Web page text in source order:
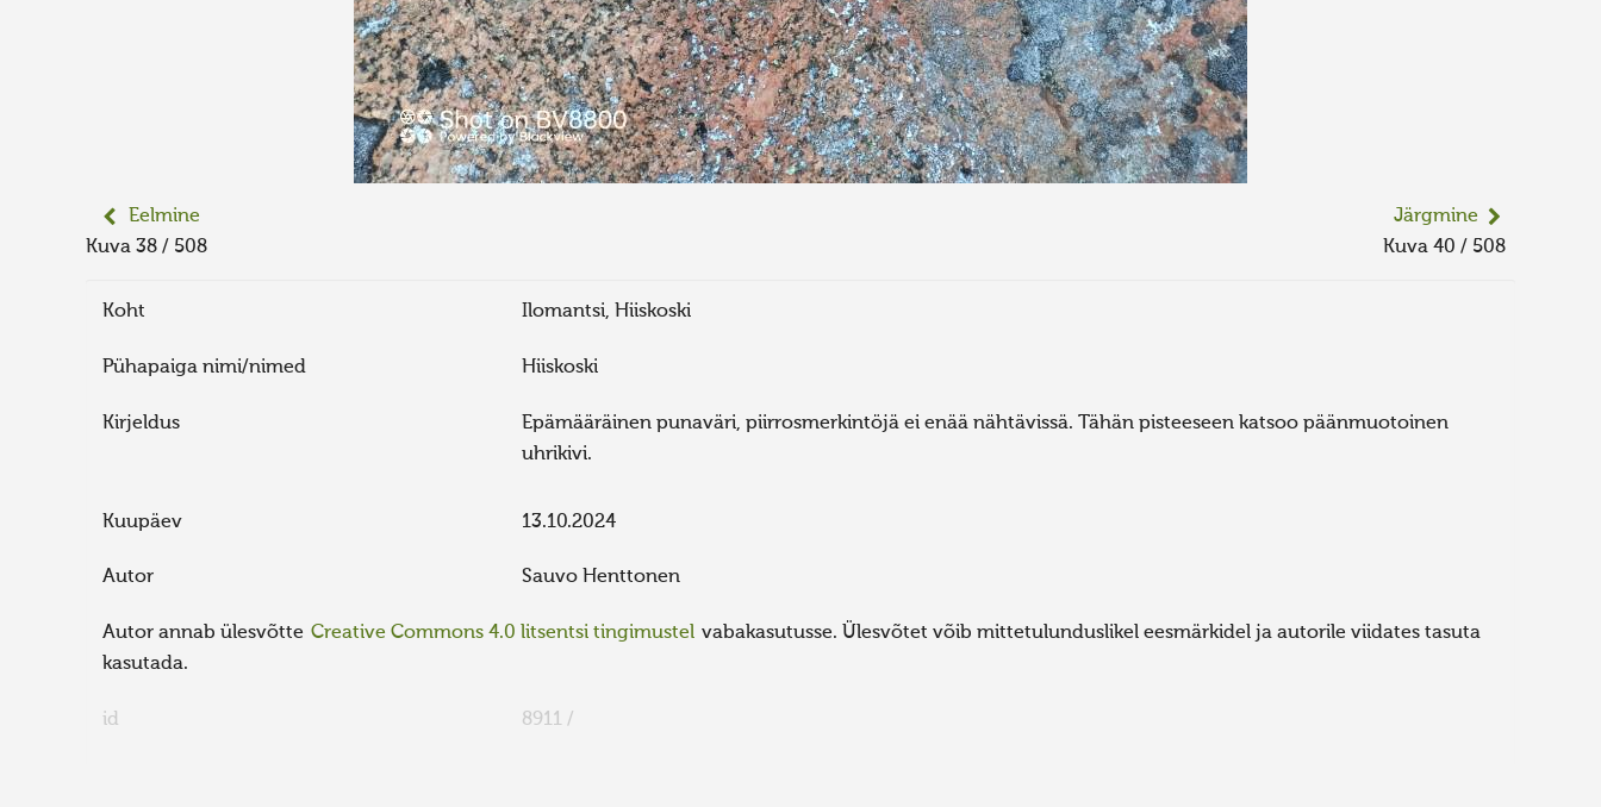
Eelmine
Kuva 38 / 508
Järgmine
Kuva 40 / 508
Koht Ilomantsi, Hiiskoski
Pühapaiga nimi/nimed Hiiskoski
Kirjeldus
Epämääräinen punaväri, piirrosmerkintöjä ei enää nähtävissä. Tähän pisteeseen katsoo päänmuotoinen
uhrikivi.
Kuupäev 13.10.2024
Autor Sauvo Henttonen
Autor annab ülesvõtte Creative Commons 4.0 litsentsi tingimustel vabakasutusse. Ülesvõtet võib mittetulunduslikel eesmärkidel ja autorile viidates tasuta
kasutada.
id 8911 /